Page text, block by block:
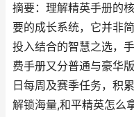
摘要：理解精英手册的
要的成长系统，它并非
投入结合的智慧之选，
费手册又分普通与豪华
日每周及赛季任务，积
解锁海量,和平精英怎么